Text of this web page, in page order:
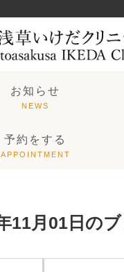
お知らせ
予約をする
11月01日の